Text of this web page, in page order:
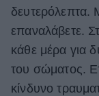
δευτερόλεπτα.
επαναλάβετε.
κάθε μέρα για
του σώματος.
κίνδυνο